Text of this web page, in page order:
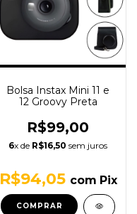
Bolsa Instax Mini 11 e
12 Groovy Preta
R$99,00
6x de R$16,50 sem juros
R$94,05 com Pix